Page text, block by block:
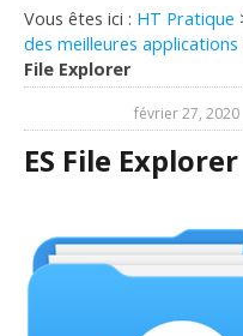
Vous êtes ici : HT Pratique
des meilleures
File Explorer
février 27, 2020
ES File Explorer